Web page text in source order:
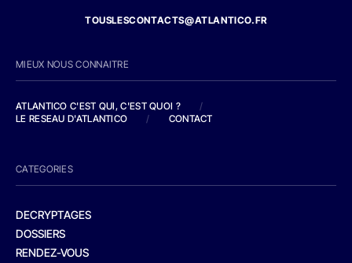
TOUSLESCONTACTS@ATLANTICO.FR
MIEUX NOUS CONNAITRE
ATLANTICO C'EST QUI, C'EST QUOI ?
/
LE RESEAU D'ATLANTICO
/ CONTACT
CATEGORIES
DECRYPTAGES
DOSSIERS
RENDEZ-VOUS